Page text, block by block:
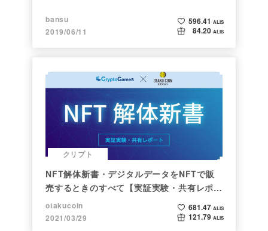
bansu
2019/06/11
596.41 ALIS
84.20 ALIS
クリプト
NFT解体新書・デジタルデータをNFTで販
売するときのすべて【実証実験・共有レポー
ト】
otakucoin
2021/03/29
681.47 ALIS
121.79 ALIS